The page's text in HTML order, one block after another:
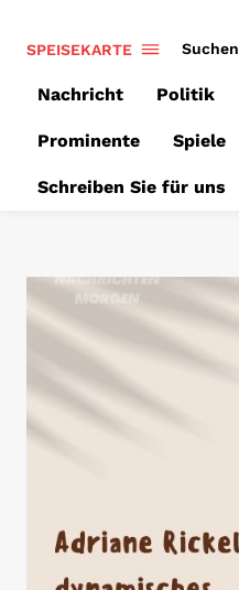
SPEISEKARTE Suchen
Nachricht Politik
Prominente Spiele
Schreiben Sie für uns